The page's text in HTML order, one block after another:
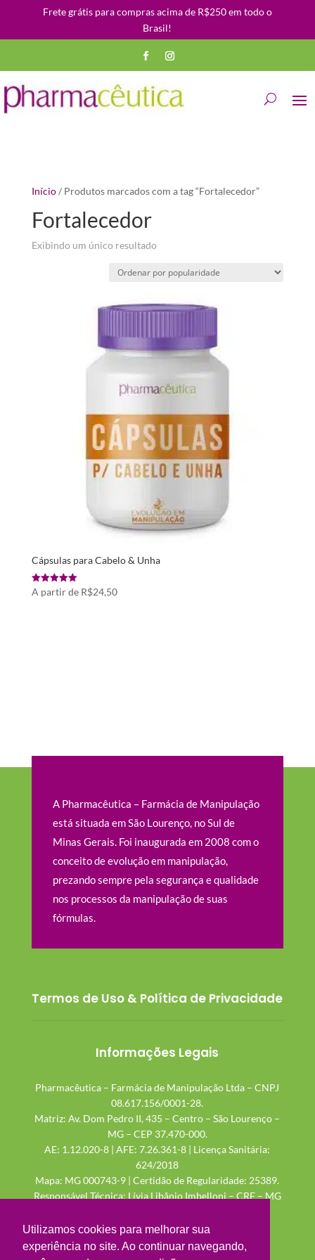
Utilizamos cookies para melhorar sua
experiência no site. Ao continuar navegando,
Frete grátis para compras acima de R$250 em todo o
Brasil!
Início/ Produtos marcados com a tag “Fortalecedor”
Fortalecedor
Exibindo um único resultado
Cápsulas para Cabelo & Unha
Avaliação
5.00
A partir de R$24,50
A Pharmacêutica – Farmácia de Manipulação
está situada em São Lourenço, no Sul de
Minas Gerais. Foi inaugurada em 2008 com o
conceito de evolução em manipulação,
prezando sempre pela segurança e qualidade
nos processos da manipulação de suas
fórmulas.
Termos de Uso & Política de Privacidade
Informações Legais
Pharmacêutica – Farmácia de Manipulação Ltda – CNPJ
08.617.156/0001-28.
Matriz: Av. Dom Pedro II, 435 – Centro – São Lourenço –
MG – CEP 37.470-000.
AE: 1.12.020-8 | AFE: 7.26.361-8 | Licença Sanitária:
624/2018
Mapa: MG 000743-9 | Certidão de Regularidade: 25389.
Responsável Técnica: Lívia Libânio Imbelloni – CRF – MG